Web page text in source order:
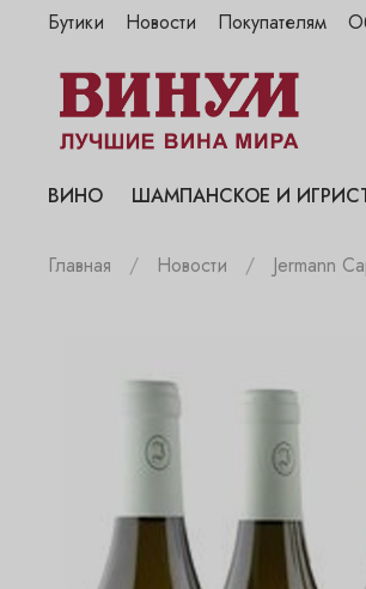
Бутики
"Винум" на Полянке
"Винум" на Гранатном
"Винум" на Сухаревском
"Винум" на Садовнической
Новости Покупателям
ВИНО ШАМПАНСКОЕ И
Главная Новости Jermann